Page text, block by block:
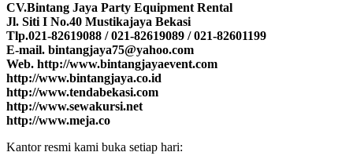
CV.Bintang Jaya Party Equipment Rental
Jl. Siti I No.40 Mustikajaya Bekasi
Tlp.021-82619088 / 021-82619089 / 021-82601199
E-mail. bintangjaya75@yahoo.com
Web. http://www.bintangjayaevent.com
http://www.bintangjaya.co.id
http://www.tendabekasi.com
http://www.sewakursi.net
http://www.meja.co
Kantor resmi kami buka setiap hari: